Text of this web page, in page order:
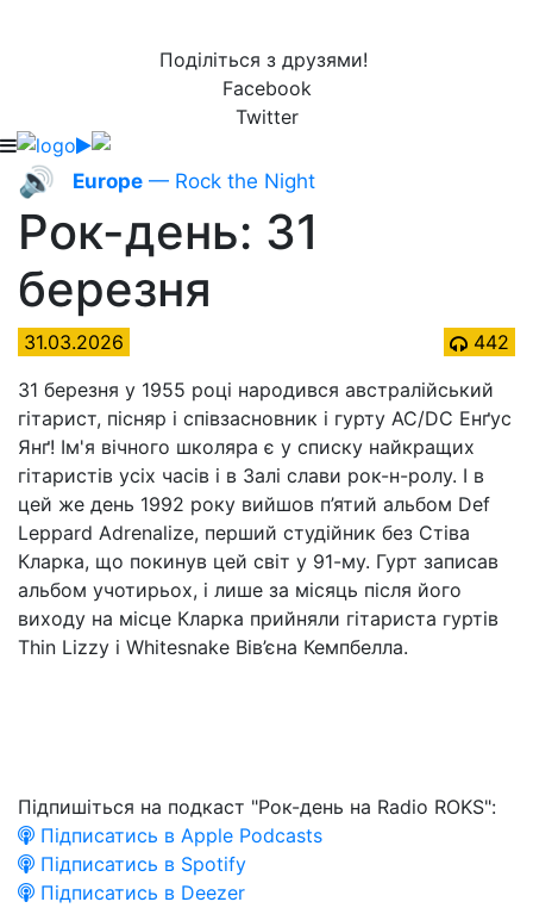
Поділіться з друзями!
Facebook
Twitter
🔊 Europe — Rock the Night
Рок-день: 31
березня
31.03.2026
442
31 березня у 1955 році народився австралійський
гітарист, пісняр і співзасновник і гурту AC/DC Енґус
Янґ! Ім'я вічного школяра є у списку найкращих
гітаристів усіх часів і в Залі слави рок-н-ролу. І в
цей же день 1992 року вийшов п’ятий альбом Def
Leppard Adrenalize, перший студійник без Стіва
Кларка, що покинув цей світ у 91-му. Гурт записав
альбом учотирьох, і лише за місяць після його
виходу на місце Кларка прийняли гітариста гуртів
Thin Lizzy і Whitesnake Вів’єна Кемпбелла.
Підпишіться на подкаст "Рок-день на Radio ROKS":
Підписатись в Apple Podcasts
Підписатись в Spotify
Підписатись в Deezer